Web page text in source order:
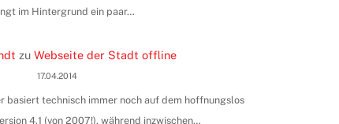
im Hintergrund ein paar…
zuWebseite der Stadt offline
17.04.2014
basiert technisch immer noch auf dem hoffnungslos
4.1 (von 2007!), während inzwischen…